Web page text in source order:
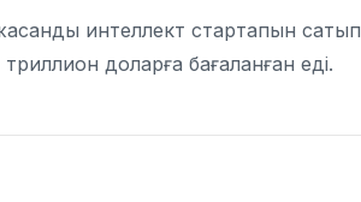
интеллект стартапын сатып
доларға бағаланған еді.